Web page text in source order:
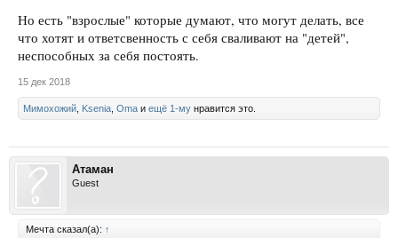
Но есть "взрослые" которые думают, что могут делать, все
что хотят и ответсвенность с себя сваливают на "детей",
неспособных за себя постоять.
15 дек 2018
Мимохожий Ksenia Oma и ещё 1-му нравится это.
Атаман
Guest
Мечта сказал(а): ↑